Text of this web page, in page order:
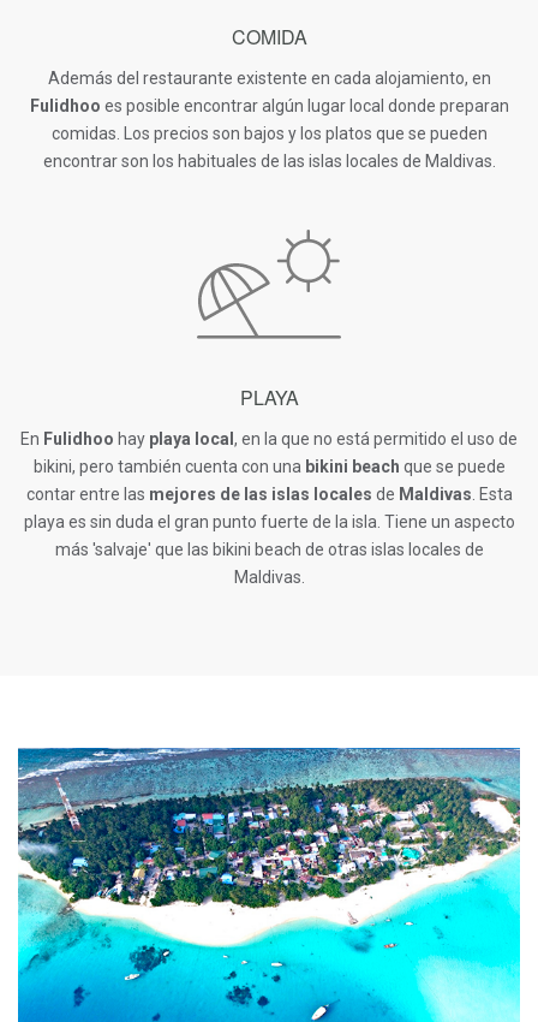
COMIDA
Además del restaurante existente en cada alojamiento, en
Fulidhoo es posible encontrar algún lugar local donde preparan
comidas. Los precios son bajos y los platos que se pueden
encontrar son los habituales de las islas locales de Maldivas.
PLAYA
En Fulidhoo hay playa local , en la que no está permitido el uso de
bikini, pero también cuenta con una bikini beach que se puede
contar entre las mejores de las islas locales de Maldivas . Esta
playa es sin duda el gran punto fuerte de la isla. Tiene un aspecto
más 'salvaje' que las bikini beach de otras islas locales de
Maldivas.